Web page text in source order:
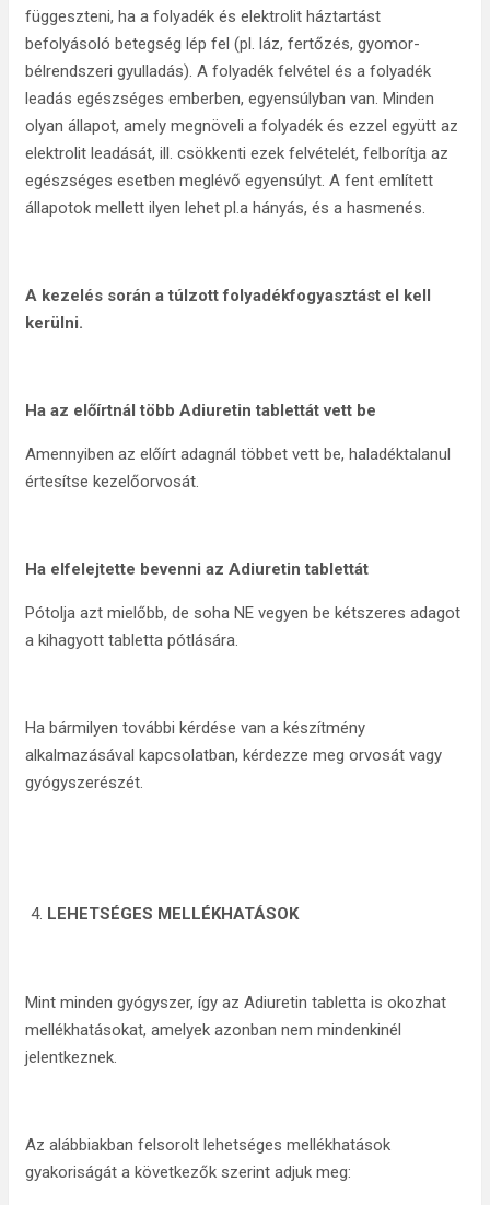
függeszteni, ha a folyadék és elektrolit háztartást
befolyásoló betegség lép fel (pl. láz, fertőzés, gyomor-
bélrendszeri gyulladás). A folyadék felvétel és a folyadék
leadás egészséges emberben, egyensúlyban van. Minden
olyan állapot, amely megnöveli a folyadék és ezzel együtt az
elektrolit leadását, ill. csökkenti ezek felvételét, felborítja az
egészséges esetben meglévő egyensúlyt. A fent említett
állapotok mellett ilyen lehet pl.a hányás, és a hasmenés.
A kezelés során a túlzott folyadékfogyasztást el kell
kerülni.
Ha az előírtnál több Adiuretin tablettát vett be
Amennyiben az előírt adagnál többet vett be, haladéktalanul
értesítse kezelőorvosát.
Ha elfelejtette bevenni az Adiuretin tablettát
Pótolja azt mielőbb, de soha NE vegyen be kétszeres adagot
a kihagyott tabletta pótlására.
Ha bármilyen további kérdése van a készítmény
alkalmazásával kapcsolatban, kérdezze meg orvosát vagy
gyógyszerészét.
LEHETSÉGES MELLÉKHATÁSOK
Mint minden gyógyszer, így az Adiuretin tabletta is okozhat
mellékhatásokat, amelyek azonban nem mindenkinél
jelentkeznek.
Az alábbiakban felsorolt lehetséges mellékhatások
gyakoriságát a következők szerint adjuk meg: